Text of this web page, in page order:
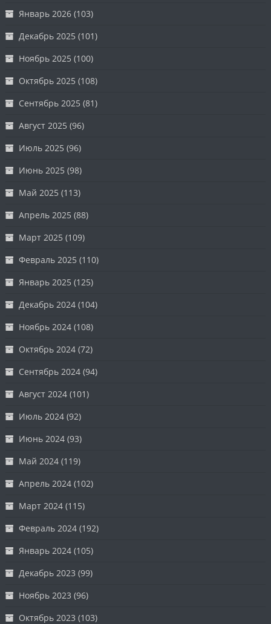
Январь 2026 (103)
Декабрь 2025 (101)
Ноябрь 2025 (100)
Октябрь 2025 (108)
Сентябрь 2025 (81)
Август 2025 (96)
Июль 2025 (96)
Июнь 2025 (98)
Май 2025 (113)
Апрель 2025 (88)
Март 2025 (109)
Февраль 2025 (110)
Январь 2025 (125)
Декабрь 2024 (104)
Ноябрь 2024 (108)
Октябрь 2024 (72)
Сентябрь 2024 (94)
Август 2024 (101)
Июль 2024 (92)
Июнь 2024 (93)
Май 2024 (119)
Апрель 2024 (102)
Март 2024 (115)
Февраль 2024 (192)
Январь 2024 (105)
Декабрь 2023 (99)
Ноябрь 2023 (96)
Октябрь 2023 (103)